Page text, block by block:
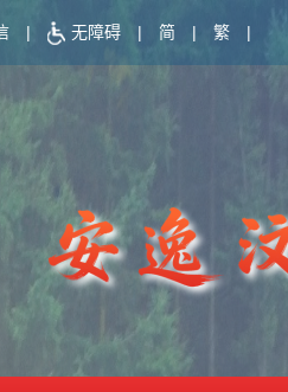
| 无障碍 | 简 | 繁 |